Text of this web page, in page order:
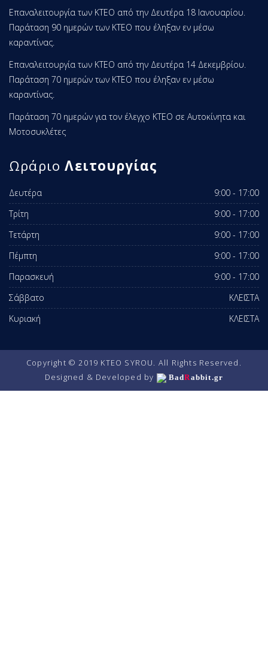
Επαναλειτουργία των ΚΤΕΟ από την Δευτέρα 18 Ιανουαρίου.
Παράταση 90 ημερών των ΚΤΕΟ που έληξαν εν μέσω
καραντίνας.
Επαναλειτουργία των ΚΤΕΟ από την Δευτέρα 14 Δεκεμβρίου.
Παράταση 70 ημερών των ΚΤΕΟ που έληξαν εν μέσω
καραντίνας.
Παράταση 70 ημερών για τον έλεγχο ΚΤΕΟ σε Αυτοκίνητα και
Μοτοσυκλέτες
Ωράριο Λειτουργίας
Δευτέρα
9:00 - 17:00
Τρίτη
9:00 - 17:00
Τετάρτη
9:00 - 17:00
Πέμπτη
9:00 - 17:00
Παρασκευή
9:00 - 17:00
Σάββατο
ΚΛΕΙΣΤΑ
Κυριακή
ΚΛΕΙΣΤΑ
Copyright © 2019 KTEO SYROU. All Rights Reserved.
Designed & Developed by
BadRabbit.gr